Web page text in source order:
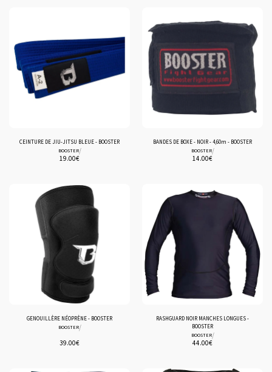
CEINTURE DE JIU-JITSU BLEUE - BOOSTER
BOOSTER/
19.00€
BANDES DE BOXE - NOIR - 4,60m - BOOSTER
BOOSTER/
14.00€
GENOUILLÈRE NÉOPRÈNE - BOOSTER
BOOSTER/
39.00€
RASHGUARD NOIR MANCHES LONGUES -
BOOSTER
BOOSTER/
44.00€